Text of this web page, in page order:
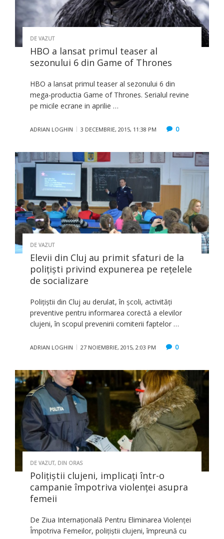
DE VAZUT
HBO a lansat primul teaser al
sezonului 6 din Game of Thrones
HBO a lansat primul teaser al sezonului 6 din
mega-productia Game of Thrones. Serialul revine
pe micile ecrane in aprilie …
ADRIAN LOGHIN 3 DECEMBRIE, 2015, 11:38 PM 0
DE VAZUT
Elevii din Cluj au primit sfaturi de la
poliţişti privind expunerea pe reţelele
de socializare
Poliţiştii din Cluj au derulat, în şcoli, activităţi
preventive pentru informarea corectă a elevilor
clujeni, în scopul prevenirii comiterii faptelor …
ADRIAN LOGHIN 27 NOIEMBRIE, 2015, 2:03 PM 0
DE VAZUT, DIN ORAS
Poliţiştii clujeni, implicaţi într-o
campanie împotriva violenţei asupra
femeii
De Ziua Internaţională Pentru Eliminarea Violenţei
Împotriva Femeilor, poliţiştii clujeni, împreună cu